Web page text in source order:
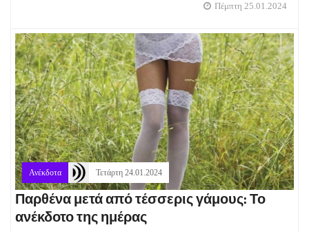
Πέμπτη 25.01.2024
Ανέκδοτα Τετάρτη 24.01.2024
Παρθένα μετά από τέσσερις γάμους: Το
ανέκδοτο της ημέρας